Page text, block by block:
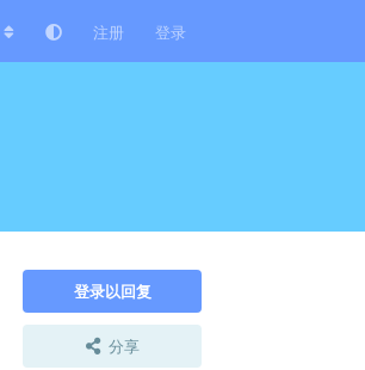
注册 登录
登录以回复
分享